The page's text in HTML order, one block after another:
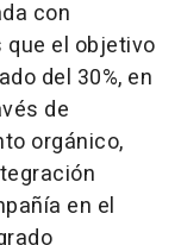
con
el objetivo
del 30%, en
de
orgánico,
en el